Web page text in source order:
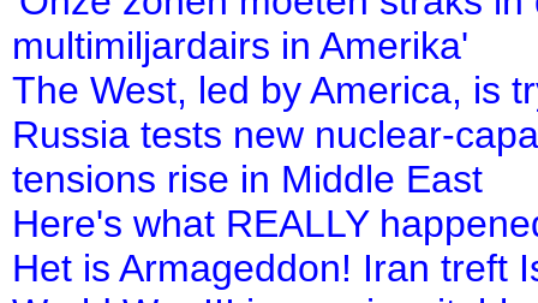
multimiljardairs in Amerika'
The West, led by America, is
Russia tests new nuclear-
tensions rise in Middle East
Here's what REALLY
Het is Armageddon! Iran treft